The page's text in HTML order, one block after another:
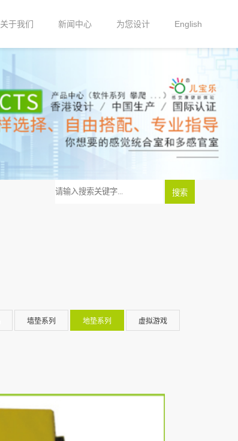
关于我们 新闻中心 为您设计 English
墙垫系列 地垫系列 虚拟游戏